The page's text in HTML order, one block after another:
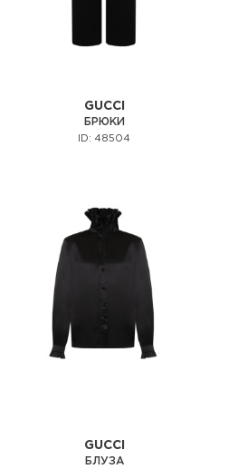
GUCCI
БРЮКИ
ID: 48504
GUCCI
БЛУЗА